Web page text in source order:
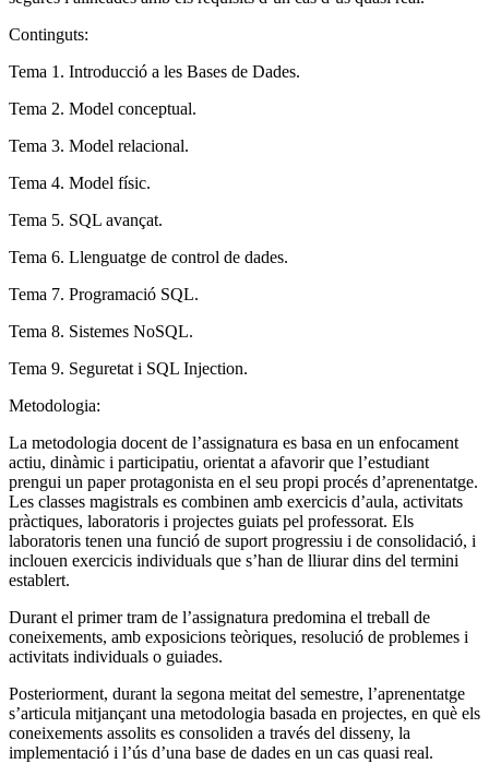
Continguts:
Tema 1. Introducció a les Bases de Dades.
Tema 2. Model conceptual.
Tema 3. Model relacional.
Tema 4. Model físic.
Tema 5. SQL avançat.
Tema 6. Llenguatge de control de dades.
Tema 7. Programació SQL.
Tema 8. Sistemes NoSQL.
Tema 9. Seguretat i SQL Injection.
Metodologia:
La metodologia docent de l’assignatura es basa en un enfocament
actiu, dinàmic i participatiu, orientat a afavorir que l’estudiant
prengui un paper protagonista en el seu propi procés d’aprenentatge.
Les classes magistrals es combinen amb exercicis d’aula, activitats
pràctiques, laboratoris i projectes guiats pel professorat. Els
laboratoris tenen una funció de suport progressiu i de consolidació, i
inclouen exercicis individuals que s’han de lliurar dins del termini
establert.
Durant el primer tram de l’assignatura predomina el treball de
coneixements, amb exposicions teòriques, resolució de problemes i
activitats individuals o guiades.
Posteriorment, durant la segona meitat del semestre, l’aprenentatge
s’articula mitjançant una metodologia basada en projectes, en què els
coneixements assolits es consoliden a través del disseny, la
implementació i l’ús d’una base de dades en un cas quasi real.